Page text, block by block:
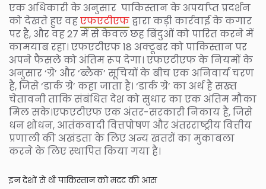
एक अधिकारी के अनुसार पाकिस्तान के अपर्याप्त प्रदर्शन
को देखते हुए वहएफएटीएफद्वारा कड़ी कार्रवाई के कगार
पर है, और वह 27 में से केवल छह बिंदुओं को पारित करने में
कामयाब रहा। एफएटीएफ 18 अक्टूबर को पाकिस्तान पर
अपने फैसले को अंतिम रूप देगा। एफएटीएफ के नियमों के
अनुसार ‘ग्रे’ और ‘ब्लैक’ सूचियों के बीच एक अनिवार्य चरण
है, जिसे ‘डार्क ग्रे’ कहा जाता है। ‘डार्क ग्रे’ का अर्थ है सख्त
चेतावनी ताकि संबंधित देश को सुधार का एक अंतिम मौका
मिल सके।एफएटीएफ एक अंतर-सरकारी निकाय है, जिसे
धन शोधन, आतंकवादी वित्तपोषण और अंतरराष्ट्रीय वित्तीय
प्रणाली की अखंडता के लिए अन्य खतरों का मुकाबला
करने के लिए स्थापित किया गया है।
इन देशों से थी पाकिस्तान को मदद की आस